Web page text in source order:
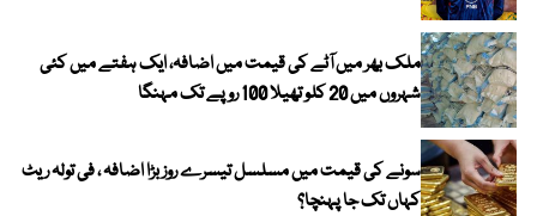
ملک بھر میں آٹے کی قیمت میں اضافہ، ایک ہفتے میں کئی
شہروں میں 20 کلو تھیلا 100 روپے تک مہنگا
سونے کی قیمت میں مسلسل تیسرے روز بڑا اضافہ ، فی تولہ ریٹ
کہاں تک جا پہنچا؟